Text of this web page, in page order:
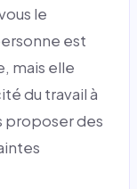
le
est
mais elle
du travail à
proposer des